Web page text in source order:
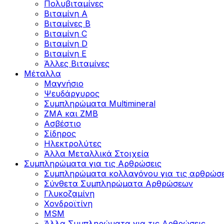
Πολυβιταμίνες
Βιταμίνη Α
Βιταμίνες Β
Βιταμίνη C
Βιταμίνη D
Βιταμίνη Ε
Άλλες Βιταμίνες
Μέταλλα
Μαγνήσιο
Ψευδάργυρος
Συμπληρώματα Multimineral
ZMA και ZMB
Ασβέστιο
Σίδηρος
Ηλεκτρολύτες
Άλλα Mεταλλικά Στοιχεία
Συμπληρώματα για τις Αρθρώσεις
Συμπληρώματα κολλαγόνου για τις
Σύνθετα Συμπληρώματα Αρθρώσεων
Γλυκοζαμίνη
Χονδροϊτίνη
MSM